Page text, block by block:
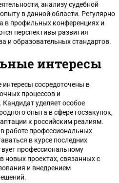
анализу судебной
в данной области. Регулярно
в профильных конференциях и
перспективы развития
и образовательных стандартов.
интересы
сосредоточены в
процессов и
уделяет особое
опыта в сфере госзакупок,
к российским реалиям.
работе профессиональных
в курсе последних
профессиональному
новых проектах, связанных с
и внедрением